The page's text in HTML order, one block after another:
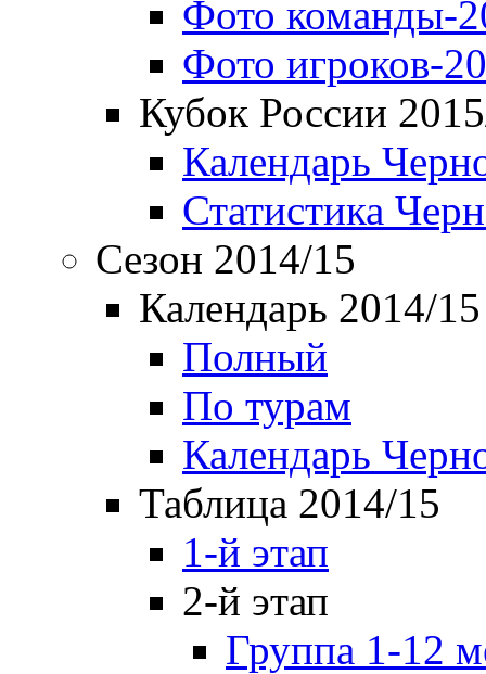
Фото команды-
Фото игроков-
Кубок России
Календарь
Статистика
Сезон 2014/15
Календарь 2014/15
Полный
По турам
Календарь
Таблица 2014/15
1-й этап
2-й этап
Группа 1-12